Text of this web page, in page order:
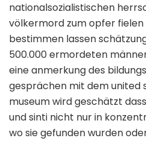
nationalsozialistischen
völkermord zum opfer fielen
bestimmen lassen
500.000 ermordeten
eine anmerkung des
gesprächen mit dem united
museum wird geschätzt
und sinti nicht nur in
wo sie gefunden wurden